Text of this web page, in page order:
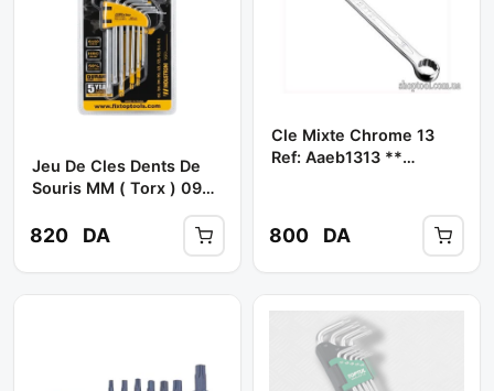
Jeu De Cles Dents De
Souris MM ( Torx ) 09
FIXTOP
820 DA
Cle Mixte Chrome 13
Ref: Aaeb1313 **
800 DA